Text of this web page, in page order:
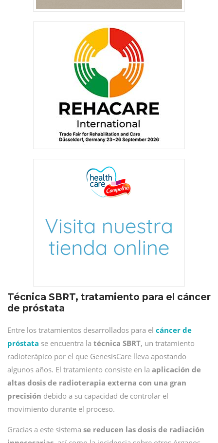
Técnica SBRT, tratamiento para el cáncer
de próstata
Entre los tratamientos desarrollados para el cáncer de
próstata se encuentra la técnica SBRT, un tratamiento
radioterápico por el que GenesisCare lleva apostando
algunos años. El tratamiento consiste en la aplicación de
altas dosis de radioterapia externa con una gran
precisión debido a su capacidad de controlar el
movimiento durante el proceso.
Gracias a este sistema se reducen las dosis de radiación